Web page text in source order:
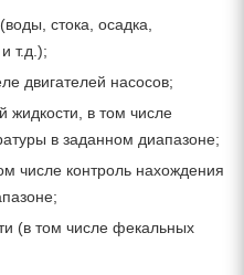
стока, осадка,
т.д.);
двигателей насосов;
жидкости, в том числе
в заданном диапазоне;
числе контроль нахождения
(в том числе фекальных